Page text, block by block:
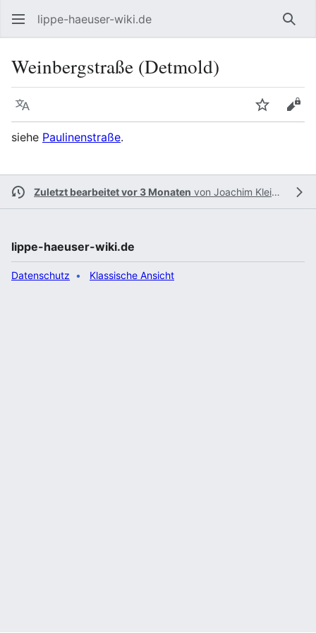
lippe-haeuser-wiki.de
Weinbergstraße (Detmold)
Sprache
siehe Paulinenstraße.
Zuletzt bearbeitet vor 3 Monaten von Joachim Kleinmanns
lippe-haeuser-wiki.de
Datenschutz Klassische Ansicht